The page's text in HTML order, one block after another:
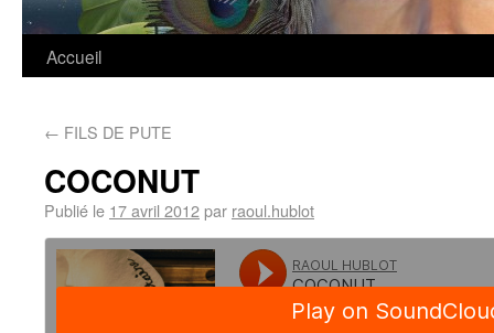
Accueil
← FILS DE PUTE
COCONUT
Publié le 17 avril 2012par raoul.hublot